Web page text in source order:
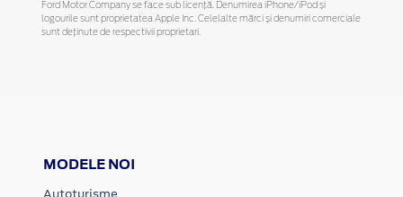
Ford Motor Company se face sub licență. Denumirea iPhone/iPod și
logourile sunt proprietatea Apple Inc. Celelalte mărci și denumiri comerciale
sunt deținute de respectivii proprietari.
MODELE NOI